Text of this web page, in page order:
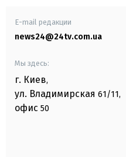
E-mail редакции
news24@24tv.com.ua
Мы здесь:
г. Киев,
ул. Владимирская 61/11,
офис 50